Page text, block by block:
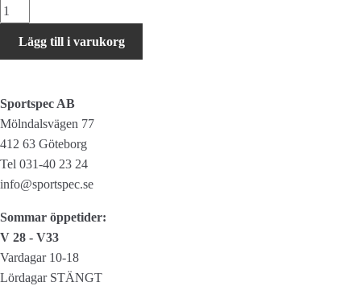
Zéfal
Bomullsfälgband
13mmLägg till i varukorg
Sportspec AB
Mölndalsvägen 77
412 63 Göteborg
Tel 031-40 23 24
info@sportspec.se
Sommar öppetider:
V 28 - V33
Vardagar 10-18
Lördagar STÄNGT